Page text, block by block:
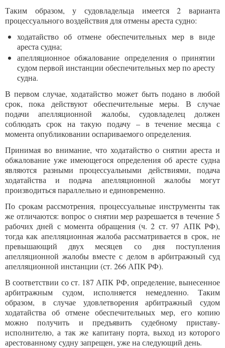
Таким образом, у судовладельца имеется 2 варианта
процессуального воздействия для отмены ареста судно:
ходатайство об отмене обеспечительных мер в виде
ареста судна;
апелляционное обжалование определения о принятии
судом первой инстанции обеспечительных мер по аресту
судна.
В первом случае, ходатайство может быть подано в любой
срок, пока действуют обеспечительные меры. В случае
подачи апелляционной жалобы, судовладелец должен
соблюдать срок на такую подачу – в течение месяца с
момента опубликовании оспариваемого определения.
Принимая во внимание, что ходатайство о снятии ареста и
обжалование уже имеющегося определения об аресте судна
являются разными процессуальными действиями, подача
ходатайства и подача апелляционной жалобы могут
производиться параллельно и единовременно.
По срокам рассмотрения, процессуальные инструменты так
же отличаются: вопрос о снятии мер разрешается в течение 5
рабочих дней с момента обращения (ч. 2 ст. 97 АПК РФ),
тогда как апелляционная жалоба рассматривается в срок, не
превышающий двух месяцев со дня поступления
апелляционной жалобы вместе с делом в арбитражный суд
апелляционной инстанции (ст. 266 АПК РФ).
В соответствии со ст. 187 АПК РФ, определение, вынесенное
арбитражным судом, исполняется немедленно. Таким
образом, в случае удовлетворения арбитражный судом
ходатайства об отмене обеспечительных мер, его копию
можно получить и предъявить судебному приставу-
исполнителю, а так же капитану порта, выход из которого
арестованному судну запрещен, уже на следующий день.